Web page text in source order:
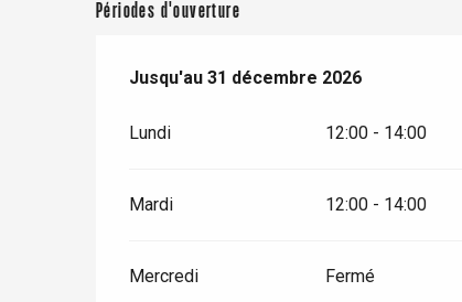
Périodes d'ouverture
Du1 février 2026au31 décembre 2026
Jusqu'au 31 décembre 2026
Lundi 12:00 - 14:00
Mardi 12:00 - 14:00
Mercredi Fermé